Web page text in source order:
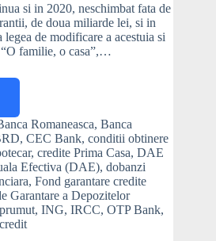
si in 2020, neschimbat fata de
de doua miliarde lei, si in
de modificare a acestuia si
familie, o casa”,…
Romaneasca, Banca
, CEC Bank, conditii obtinere
, credite Prima Casa, DAE
Efectiva (DAE), dobanzi
, Fond garantare credite
Garantare a Depozitelor
, ING, IRCC, OTP Bank,